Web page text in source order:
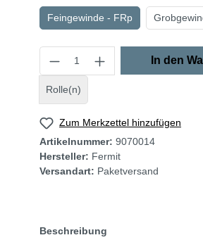
Feingewinde - FRp
Rolle(n)
In den
Zum Merkzettel hinzufügen
Artikelnummer: 9070014
Hersteller: Fermit
Versandart: Paketversand
Beschreibung